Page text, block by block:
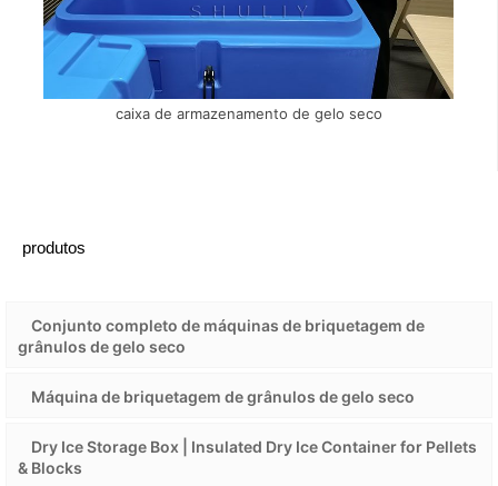
caixa de armazenamento de gelo seco
produtos
Conjunto completo de máquinas de briquetagem de
grânulos de gelo seco
Máquina de briquetagem de grânulos de gelo seco
Dry Ice Storage Box | Insulated Dry Ice Container for Pellets
& Blocks